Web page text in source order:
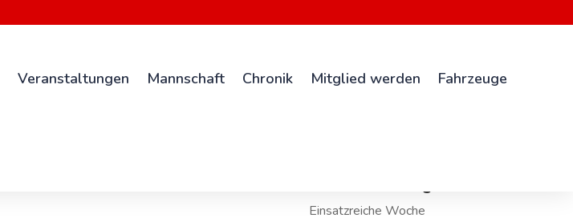
Veranstaltungen Mannschaft Chronik Mitglied werden Fahrzeuge
Einsatzreiche Woche